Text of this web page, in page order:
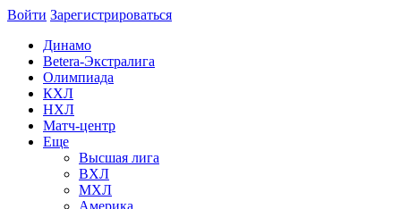
Войти Зарегиcтрироваться
Динамо
Betera-Экстралига
Олимпиада
КХЛ
НХЛ
Матч-центр
Еще
Высшая лига
ВХЛ
МХЛ
Америка